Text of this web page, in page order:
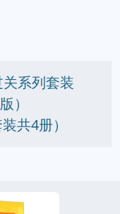
系列套装
）
共4册）